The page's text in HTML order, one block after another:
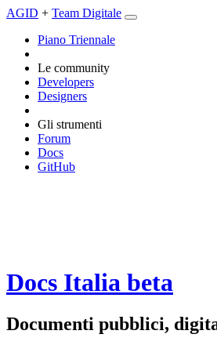
AGID + Team Digitale
Piano Triennale
Le community
Developers
Designers
Gli strumenti
Forum
Docs
GitHub
Docs Italia beta
Documenti pubblici,